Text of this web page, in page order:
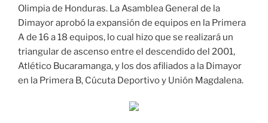
Olimpia de Honduras. La Asamblea General de la
Dimayor aprobó la expansión de equipos en la Primera
A de 16 a 18 equipos, lo cual hizo que se realizará un
triangular de ascenso entre el descendido del 2001,
Atlético Bucaramanga, y los dos afiliados a la Dimayor
en la Primera B, Cúcuta Deportivo y Unión Magdalena.